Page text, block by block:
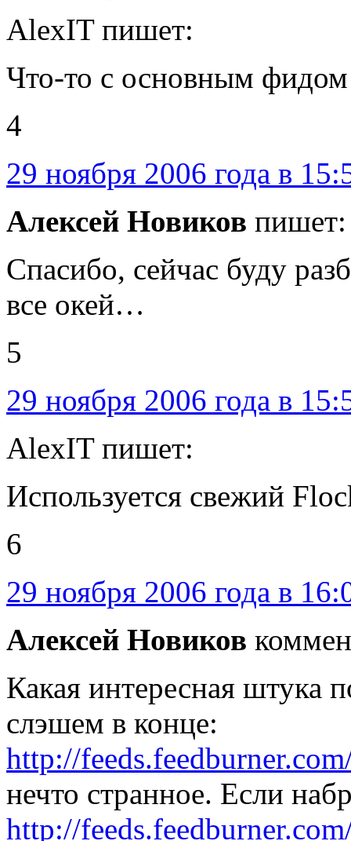
AlexIT пишет:
Что-то с основным
4
29 ноября 2006 года в
Алексей Новиков пишет:
Спасибо, сейчас буду
все окей…
5
29 ноября 2006 года в
AlexIT пишет:
Используется свежий
6
29 ноября 2006 года в
Алексей Новиков
Какая интересная штука
слэшем в конце:
http://
нечто странное. Если
http://